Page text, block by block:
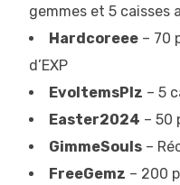
gemmes et 5 caisses
Hardcoreee – 70
d’EXP
EvoItemsPlz – 5
Easter2024 – 50
GimmeSouls –
FreeGemz – 200